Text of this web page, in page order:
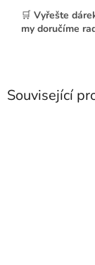
Související
🛒 Vyřešte
my doručíme